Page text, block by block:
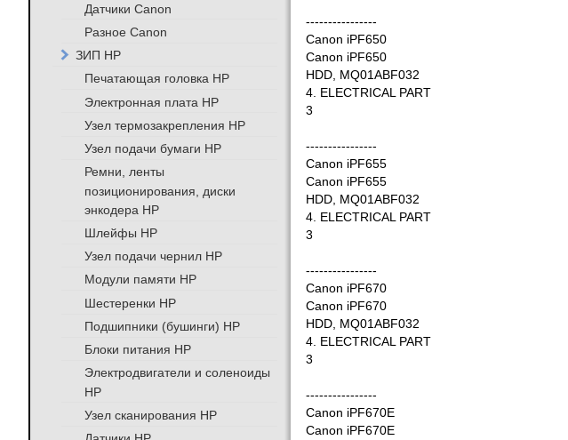
----------------
Canon iPF650
Canon iPF650
HDD, MQ01ABF032
4. ELECTRICAL PART
3
----------------
Canon iPF655
Canon iPF655
HDD, MQ01ABF032
4. ELECTRICAL PART
3
----------------
Canon iPF670
Canon iPF670
HDD, MQ01ABF032
4. ELECTRICAL PART
3
----------------
Canon iPF670E
Canon iPF670E
Датчики Canon
Разное Canon
ЗИП HP
Печатающая головка HP
Электронная плата HP
Узел термозакрепления HP
Узел подачи бумаги HP
Ремни, ленты
позиционирования, диски
энкодера HP
Шлейфы HP
Узел подачи чернил HP
Модули памяти HP
Шестеренки HP
Подшипники (бушинги) HP
Блоки питания HP
Электродвигатели и соленоиды
HP
Узел сканирования HP